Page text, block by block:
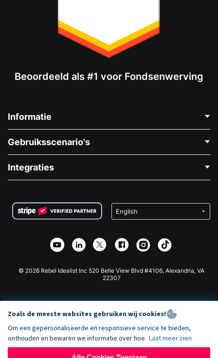
Beoordeeld als #1 voor Fondsenwerving
Informatie
Over Ons
Vacatures
Privacy
Affiliate Partnerschap
Gebruiksscenario's
Medische Fondsenwerving
Goede Doelen Fondsenwerving
Integraties
Wix Donatie Plugin
Webflow Donatie App
Joomla Donatie
© 2026 Rebel Idealist Inc 520 Belle View Blvd #4106, Alexandria, VA
22307
Zoals de meeste websites gebruiken wij cookies!
Om een gepersonaliseerde en responsieve service te bieden,
onthouden en bewaren we informatie over hoe Laat meer zien